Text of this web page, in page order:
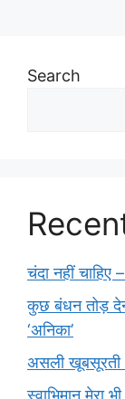
Search
चंदा नहीं चाहिए
कुछ बंधन तोड़
‘अनिका’
असली खूबसूरती –
स्वाभिमान मेरा